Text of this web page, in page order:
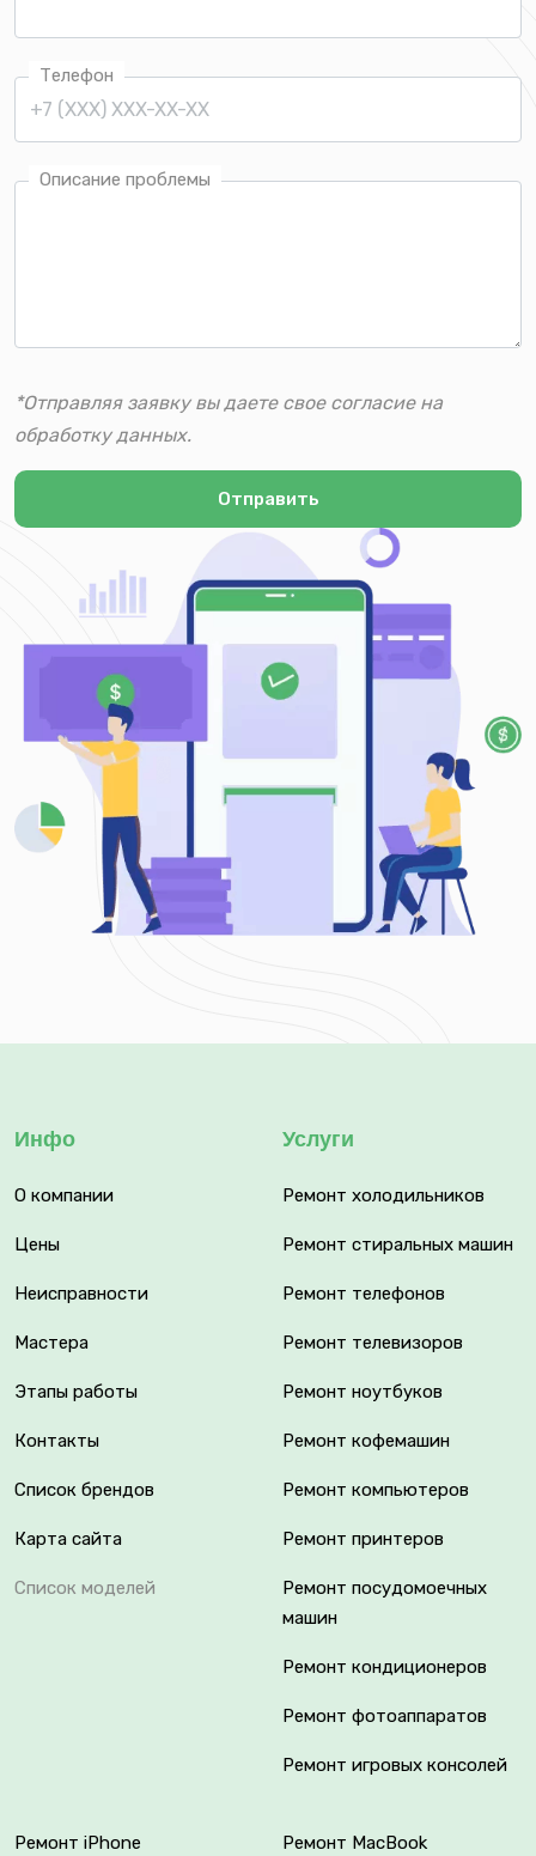
Телефон
Описание проблемы
*Отправляя заявку вы даете свое согласие на
обработку данных.
Отправить
Инфо
О компании
Цены
Неисправности
Мастера
Этапы работы
Контакты
Список брендов
Карта сайта
Список моделей
Услуги
Ремонт холодильников
Ремонт стиральных машин
Ремонт телефонов
Ремонт телевизоров
Ремонт ноутбуков
Ремонт кофемашин
Ремонт компьютеров
Ремонт принтеров
Ремонт посудомоечных
машин
Ремонт кондиционеров
Ремонт фотоаппаратов
Ремонт игровых консолей
Ремонт iPhone Ремонт MacBook